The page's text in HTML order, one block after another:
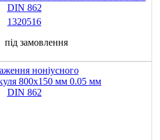
DIN 862
1320516
під замовлення